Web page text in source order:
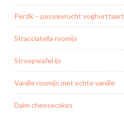
Perzik – passievrucht yoghurttaart
Stracciatella roomijs
Stroopwafel ijs
Vanille roomijs met echte vanille
Daim cheesecakes